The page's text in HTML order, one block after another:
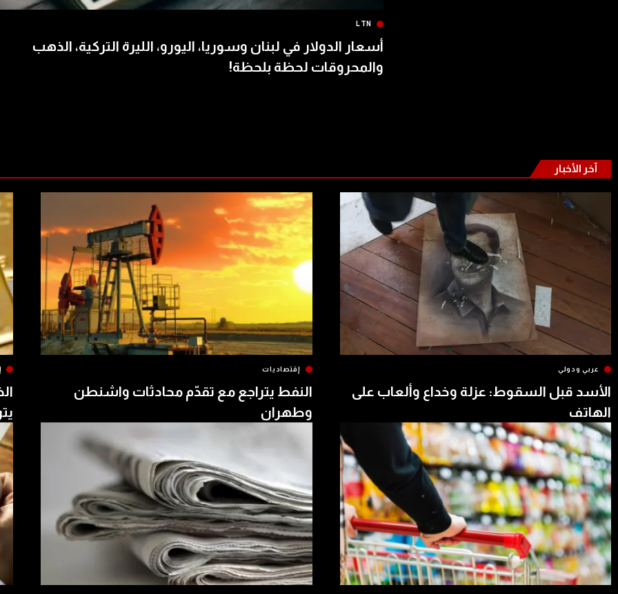
LTN
أسعار الدولار في لبنان وسوريا، اليورو، الليرة التركية، الذهب
والمحروقات لحظة بلحظة!
آخر الأخبار
عربي ودولي
الأسد قبل السقوط: عزلة وخداع وألعاب على
الهاتف
إقتصاديات
النفط يتراجع مع تقدّم محادثات واشنطن
وطهران